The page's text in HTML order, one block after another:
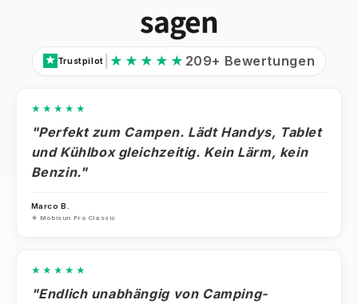
sagen
Trustpilot ★★★★★ 209+ Bewertungen
★★★★★
"Perfekt zum Campen. Lädt Handys, Tablet
und Kühlbox gleichzeitig. Kein Lärm, kein
Benzin."
Marco B.
★ Mobisun Pro Classic
★★★★★
"Endlich unabhängig von Camping-